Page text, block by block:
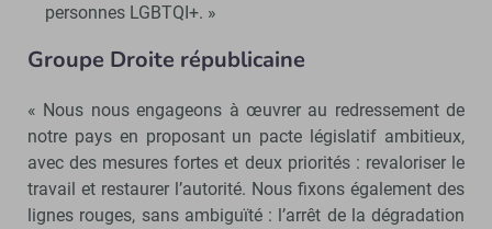
personnes LGBTQI+. »
Groupe Droite républicaine
« Nous nous engageons à œuvrer au redressement de
notre pays en proposant un pacte législatif ambitieux,
avec des mesures fortes et deux priorités : revaloriser le
travail et restaurer l’autorité. Nous fixons également des
lignes rouges, sans ambiguïté : l’arrêt de la dégradation